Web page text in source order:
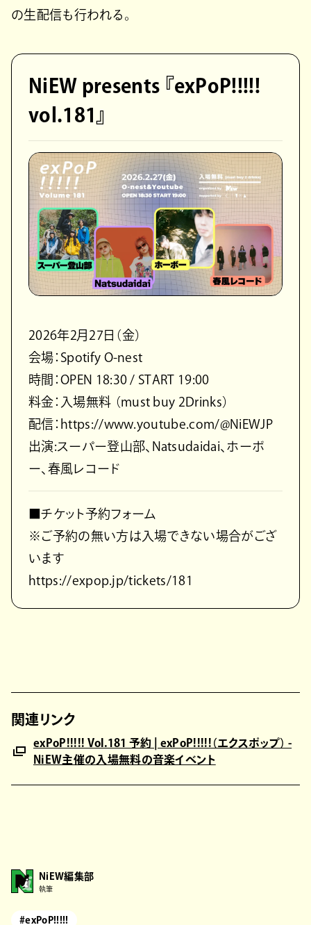
の生配信も行われる。
NiEW presents 『exPoP!!!!!
vol.181』
2026年2月27日（金）
会場：Spotify O-nest
時間：OPEN 18:30 / START 19:00
料金：入場無料 （must buy 2Drinks）
配信：https://www.youtube.com/@NiEWJP
出演:スーパー登山部、Natsudaidai、ホーボ
ー、春風レコード
■チケット予約フォーム
※ご予約の無い方は入場できない場合がござ
います
https://expop.jp/tickets/181
関連リンク
exPoP!!!!! Vol.181 予約 | exPoP!!!!!（エクスポップ） -
NiEW主催の入場無料の音楽イベント
NiEW編集部
執筆
#exPoP!!!!!